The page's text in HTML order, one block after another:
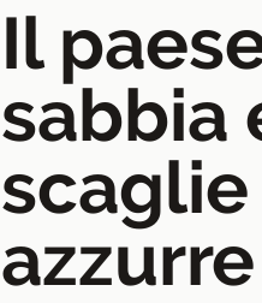
Il
sabbia
scaglie
azzurre